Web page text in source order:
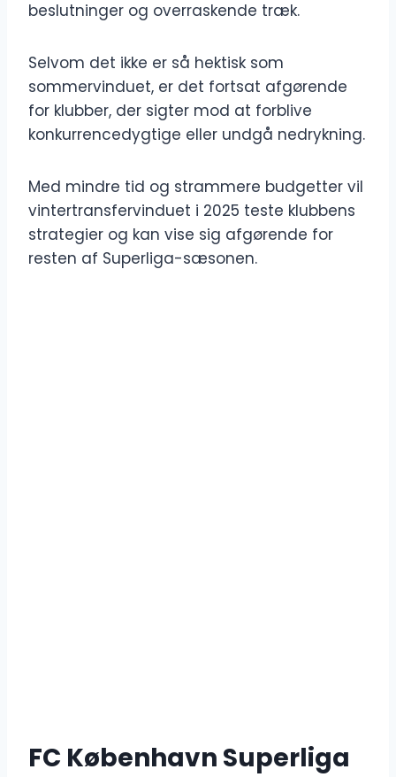
beslutninger og overraskende træk.
Selvom det ikke er så hektisk som
sommervinduet, er det fortsat afgørende
for klubber, der sigter mod at forblive
konkurrencedygtige eller undgå nedrykning.
Med mindre tid og strammere budgetter vil
vintertransfervinduet i 2025 teste klubbens
strategier og kan vise sig afgørende for
resten af ​​Superliga-sæsonen.
FC København Superliga